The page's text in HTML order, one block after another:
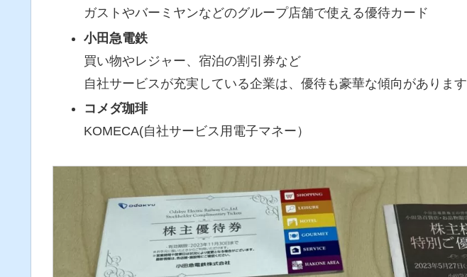
ガストやバーミヤンなどのグループ店舗で使える優待カード
小田急電鉄
買い物やレジャー、宿泊の割引券など
自社サービスが充実している企業は、優待も豪華な傾向があります
コメダ珈琲
KOMECA(自社サービス用電子マネー）